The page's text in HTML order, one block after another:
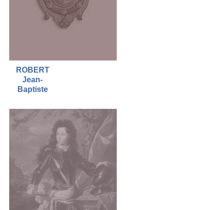
ROBERT
Jean-
Baptiste